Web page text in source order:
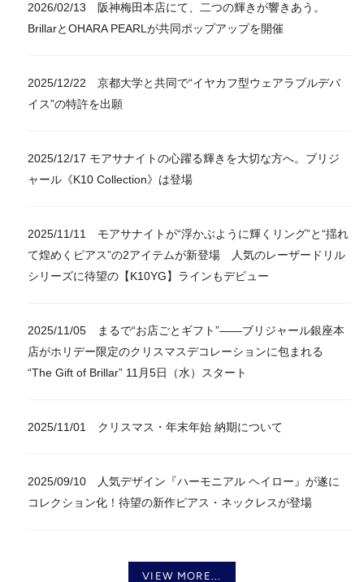
2026/02/13 阪神梅田本店にて、二つの輝きが響きあう。
BrillarとOHARA PEARLが共同ポップアップを開催
2025/12/22 京都大学と共同で“イヤカフ型ウェアラブルデバ
イス”の特許を出願
2025/12/17 モアサナイトの心躍る輝きを大切な方へ。ブリジ
ャール《K10 Collection》は登場
2025/11/11 モアサナイトが“浮かぶように輝くリング”と“揺れ
て煌めくピアス”の2アイテムが新登場 人気のレーザードリル
シリーズに待望の【K10YG】ラインもデビュー
2025/11/05 まるで“お店ごとギフト”――ブリジャール銀座本
店がホリデー限定のクリスマスデコレーションに包まれる
“The Gift of Brillar” 11月5日（水）スタート
2025/11/01 クリスマス・年末年始 納期について
2025/09/10 人気デザイン『ハーモニアル ヘイロー』が遂に
コレクション化！待望の新作ピアス・ネックレスが登場
VIEW MORE...